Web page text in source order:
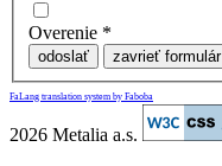
Overenie *
odoslať zavrieť formulár
FaLang translation system by Faboba
2026 Metalia a.s.